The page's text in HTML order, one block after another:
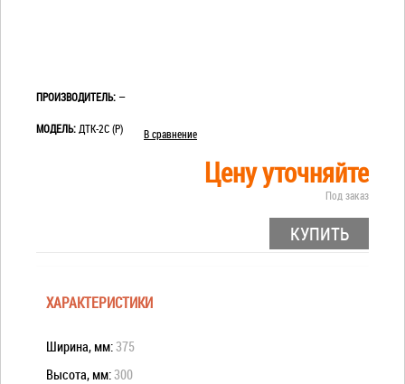
ПРОИЗВОДИТЕЛЬ: —
МОДЕЛЬ: ДТК-2С (Р) В сравнение
Цену уточняйте
Под заказ
КУПИТЬ
ХАРАКТЕРИСТИКИ
Ширина, мм:375
Высота, мм:300